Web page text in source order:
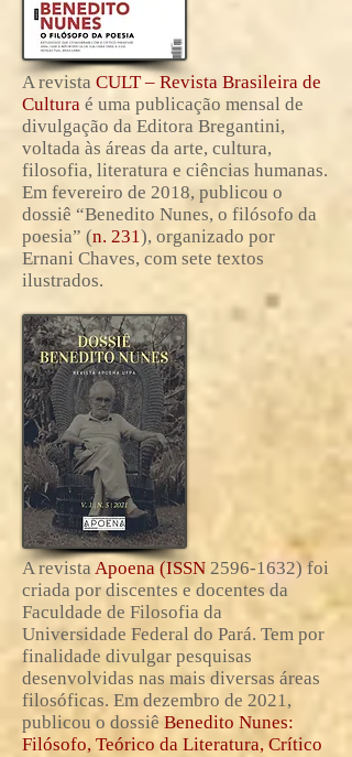
A revista CULT – Revista Brasileira de
Cultura é uma publicação mensal de
divulgação da Editora Bregantini,
voltada às áreas da arte, cultura,
filosofia, literatura e ciências humanas.
Em fevereiro de 2018, publicou o
dossiê “Benedito Nunes, o filósofo da
poesia” (n. 231), organizado por
Ernani Chaves, com sete textos
ilustrados.
A revistaApoena (ISSN 2596-1632)foi
criada por discentes e docentes da
Faculdade de Filosofia da
Universidade Federal do Pará. Tem por
finalidade divulgar pesquisas
desenvolvidas nas mais diversas áreas
filosóficas. Em dezembro de 2021,
publicou o dossiê Benedito Nunes:
Filósofo, Teórico da Literatura, Crítico